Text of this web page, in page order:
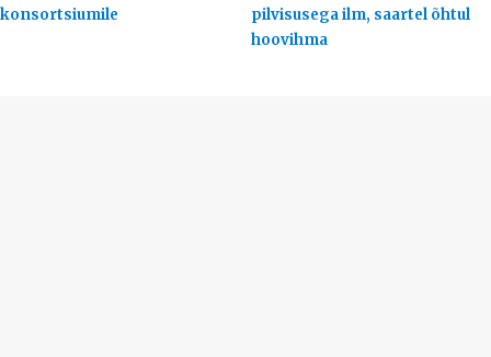
konsortsiumile
pilvisusega ilm, saartel õhtul
hoovihma